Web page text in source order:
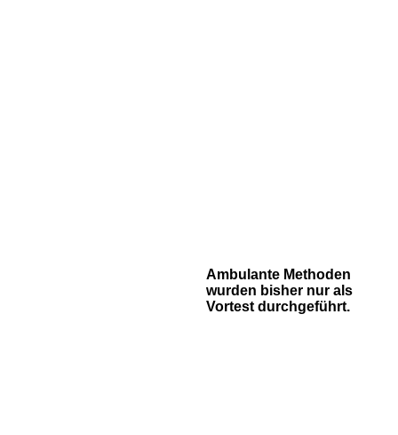
Ambulante Methoden
wurden bisher nur als
Vortest durchgeführt.